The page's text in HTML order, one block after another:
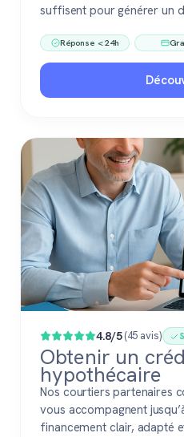
suffisent pour générer un
immobilier. Gratuit, sans
confiance.
Réponse < 24h
4.8/5(45 avis)
Obtenir un
hypothécaire
Nos courtiers partenaires
vous accompagnent
financement clair, adapté